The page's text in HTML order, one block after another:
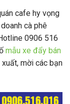
cafe hy vọng
cà phê
0906 516
mẫu xe đẩy bán
mời các bạn